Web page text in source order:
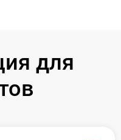
для